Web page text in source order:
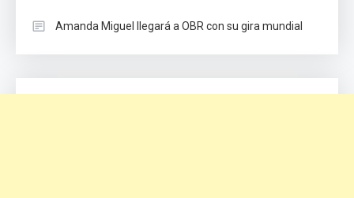
Amanda Miguel llegará a OBR con su gira mundial